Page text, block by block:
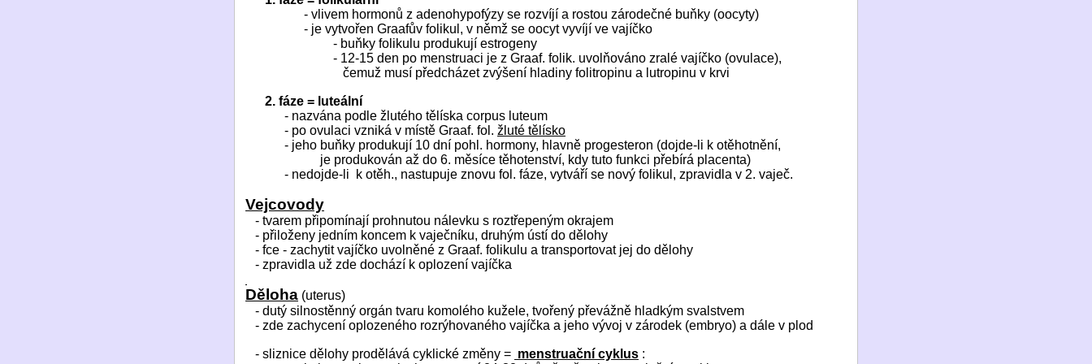
- vlivem hormonů z adenohypofýzy se rozvíjí a rostou zárodečné buňky (oocyty)
- je vytvořen Graafův folikul, v němž se oocyt vyvíjí ve vajíčko
- buňky folikulu produkují estrogeny
- 12-15 den po menstruaci je z Graaf. folik. uvolňováno zralé vajíčko (ovulace),
čemuž musí předcházet zvýšení hladiny folitropinu a lutropinu v krvi
2. fáze = luteální
- nazvána podle žlutého tělíska corpus luteum
- po ovulaci vzniká v místě Graaf. fol. žluté tělísko
- jeho buňky produkují 10 dní pohl. hormony, hlavně progesteron (dojde-li k otěhotnění,
je produkován až do 6. měsíce těhotenství, kdy tuto funkci přebírá placenta)
- nedojde-li
k otěh., nastupuje znovu fol. fáze, vytváří se nový folikul, zpravidla v 2. vaječ.
Vejcovody
- tvarem připomínají prohnutou nálevku s roztřepeným okrajem
- přiloženy jedním koncem k vaječníku, druhým ústí do dělohy
- fce - zachytit vajíčko uvolněné z Graaf. folikulu a transportovat jej do dělohy
- zpravidla už zde dochází k oplození vajíčka
Děloha (uterus)
- dutý silnostěnný orgán tvaru komolého kužele, tvořený převážně hladkým svalstvem
- zde zachycení oplozeného rozrýhovaného vajíčka a jeho vývoj v zárodek (embryo) a dále v plod
- sliznice dělohy prodělává cyklické změny = menstruační cyklus :